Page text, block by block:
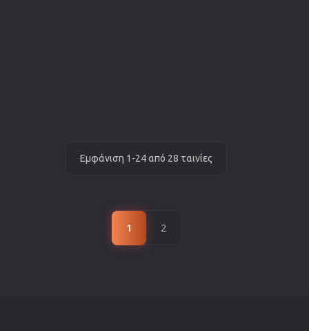
Εμφάνιση 1-24 από 28 ταινίες
1 2